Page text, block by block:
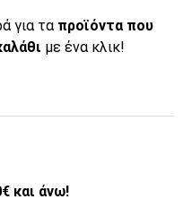
για τα προϊόντα που
με ένα κλικ!
και άνω!